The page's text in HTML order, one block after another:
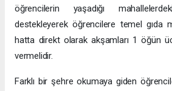
öğrencilerin yaşadığı
destekleyerek öğrencilere temel gıda
hatta direkt olarak akşamları 1 öğün
vermelidir.
Farklı bir şehre okumaya giden